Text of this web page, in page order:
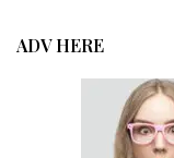
ADV HERE